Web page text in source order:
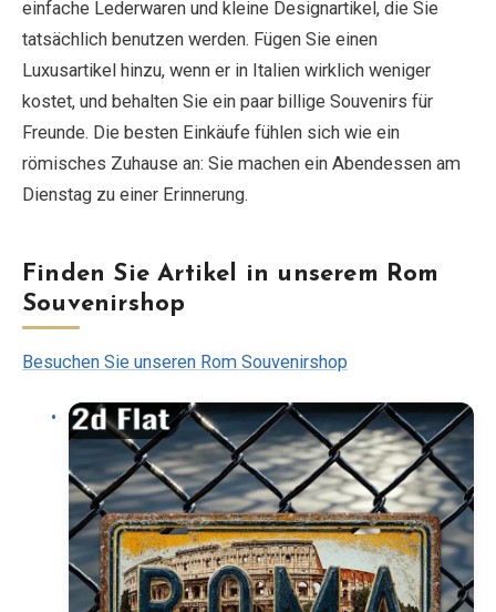
einfache Lederwaren und kleine Designartikel, die Sie
tatsächlich benutzen werden. Fügen Sie einen
Luxusartikel hinzu, wenn er in Italien wirklich weniger
kostet, und behalten Sie ein paar billige Souvenirs für
Freunde. Die besten Einkäufe fühlen sich wie ein
römisches Zuhause an: Sie machen ein Abendessen am
Dienstag zu einer Erinnerung.
Finden Sie Artikel in unserem Rom
Souvenirshop
Besuchen Sie unseren Rom Souvenirshop